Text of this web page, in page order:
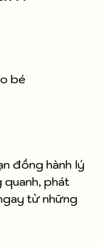
bé
đồng hành lý
quanh, phát
từ những